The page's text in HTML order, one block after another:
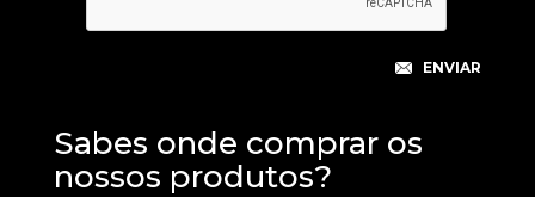
Sabes onde comprar os
nossos produtos?